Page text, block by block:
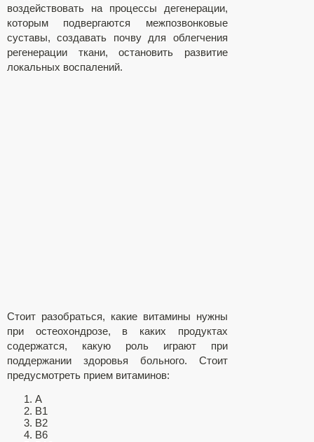
воздействовать на процессы дегенерации,
которым подвергаются межпозвонковые
суставы, создавать почву для облегчения
регенерации ткани, остановить развитие
локальных воспалений.
Стоит разобраться, какие витамины нужны
при остеохондрозе, в каких продуктах
содержатся, какую роль играют при
поддержании здоровья больного. Стоит
предусмотреть прием витаминов:
А
В1
В2
В6